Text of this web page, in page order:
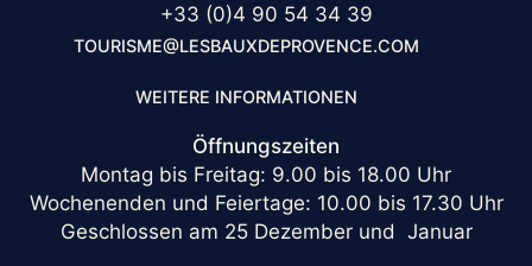
+33 (0)4 90 54 34 39
TOURISME@LESBAUXDEPROVENCE.COM
WEITERE INFORMATIONEN
Öffnungszeiten
Montag bis Freitag: 9.00 bis 18.00 Uhr
Wochenenden und Feiertage: 10.00 bis 17.30 Uhr
Geschlossen am 25 Dezember und Januar